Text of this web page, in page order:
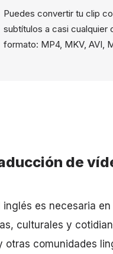
Puedes convertir tu clip
subtítulos a casi cualquier
formato: MP4, MKV, AVI,
de
es necesaria
culturales y
otras comunidades